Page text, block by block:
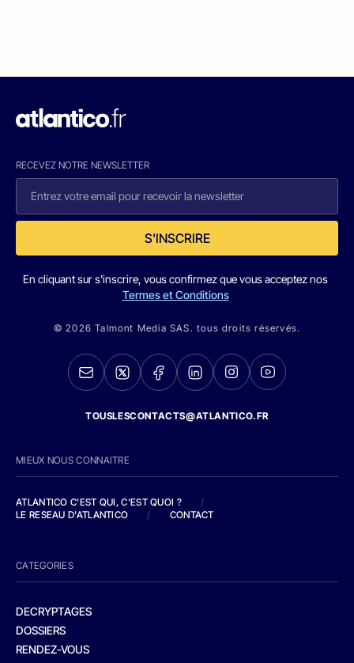
RECEVEZ NOTRE NEWSLETTER
S'INSCRIRE
En cliquant sur s'inscrire, vous confirmez que vous acceptez nos
Termes et Conditions
© 2026 Talmont Media SAS. tous droits réservés.
TOUSLESCONTACTS@ATLANTICO.FR
MIEUX NOUS CONNAITRE
ATLANTICO C'EST QUI, C'EST QUOI ?
/
LE RESEAU D'ATLANTICO
/ CONTACT
CATEGORIES
DECRYPTAGES
DOSSIERS
RENDEZ-VOUS